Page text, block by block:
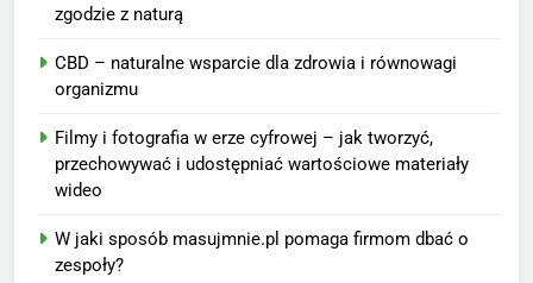
zgodzie z naturą
CBD – naturalne wsparcie dla zdrowia i równowagi
organizmu
Filmy i fotografia w erze cyfrowej – jak tworzyć,
przechowywać i udostępniać wartościowe materiały
wideo
W jaki sposób masujmnie.pl pomaga firmom dbać o
zespoły?